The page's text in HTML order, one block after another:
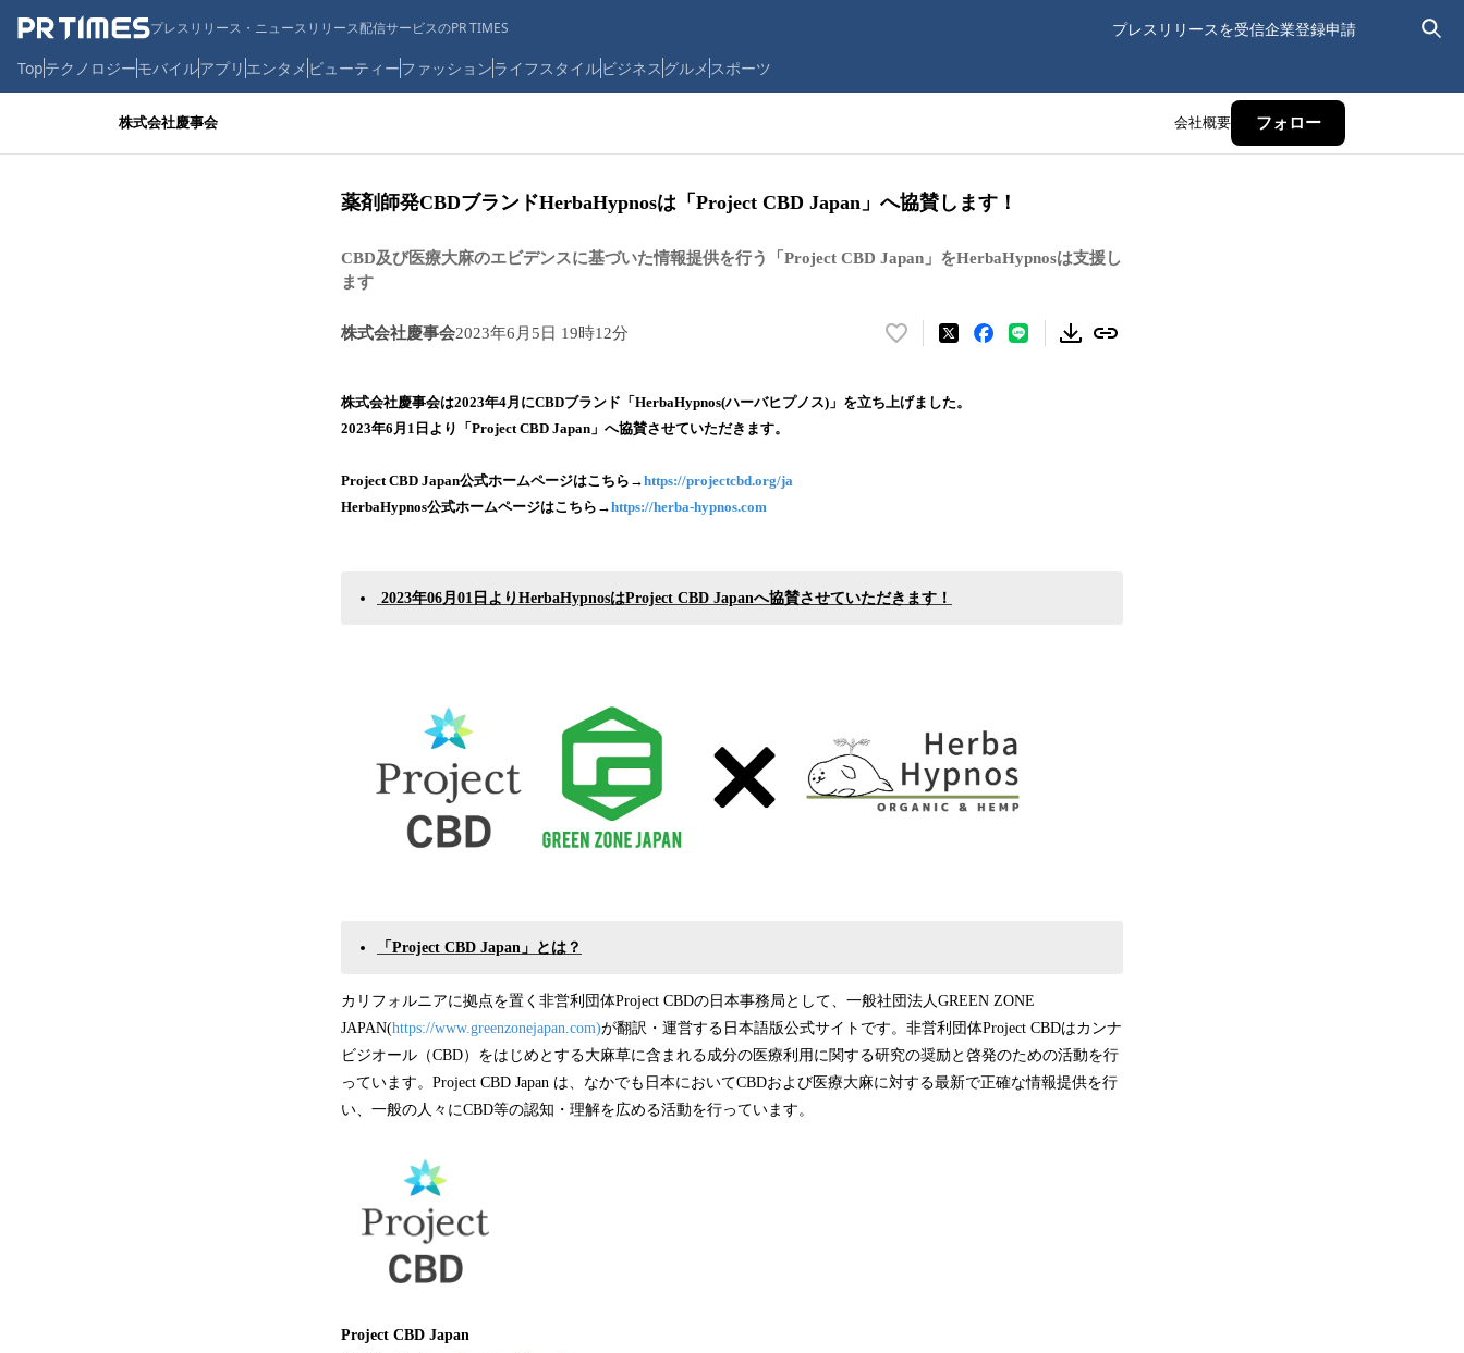
プレスリリース・ニュースリリース配信サービスのPR TIMES プレスリリースを受信企業登録申請
Topテクノロジーモバイルアプリ エンタメ ビューティーファッションライフスタイルビジネス グルメ スポーツ
株式会社慶事会 会社概要 フォロー
薬剤師発CBDブランドHerbaHypnosは「Project CBD Japan」へ協賛します！
CBD及び医療大麻のエビデンスに基づいた情報提供を行う「Project CBD Japan」をHerbaHypnosは支援し
ます
株式会社慶事会2023年6月5日 19時12分
い
！
で
株式会社慶事会は2023年4月にCBDブランド「HerbaHypnos(ハーバヒプノス)」を立ち上げました。
2023年6月1日より「Project CBD Japan」へ協賛させていただきます。
Project CBD Japan公式ホームページはこちら→https://projectcbd.org/ja
HerbaHypnos公式ホームページはこちら→https://herba-hypnos.com
2023年06月01日よりHerbaHypnosはProject CBD Japanへ協賛させていただきます！
「Project CBD Japan」とは？
カリフォルニアに拠点を置く非営利団体Project CBDの日本事務局として、一般社団法人GREEN ZONE
JAPAN(https://www.greenzonejapan.com)が翻訳・運営する日本語版公式サイトです。非営利団体Project CBDはカンナ
ビジオール（CBD）をはじめとする大麻草に含まれる成分の医療利用に関する研究の奨励と啓発のための活動を行
っています。Project CBD Japan は、なかでも日本においてCBDおよび医療大麻に対する最新で正確な情報提供を行
い、一般の人々にCBD等の認知・理解を広める活動を行っています。
Project CBD Japan